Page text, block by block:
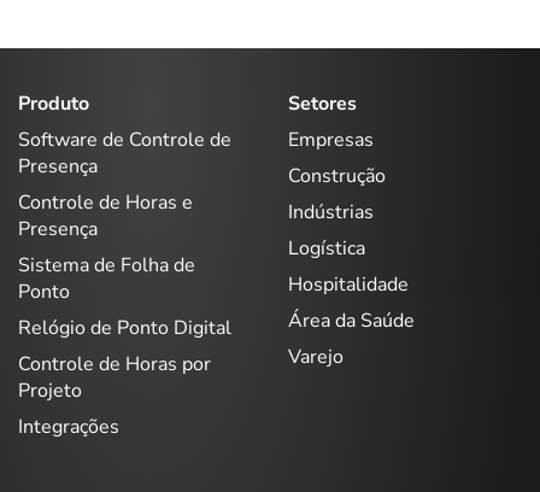
Produto
Software de Controle de
Presença
Controle de Horas e
Presença
Sistema de Folha de
Ponto
Relógio de Ponto Digital
Controle de Horas por
Projeto
Integrações
Setores
Empresas
Construção
Indústrias
Logística
Hospitalidade
Área da Saúde
Varejo